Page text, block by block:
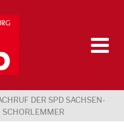
DER SPD SACHSEN-
SCHORLEMMER